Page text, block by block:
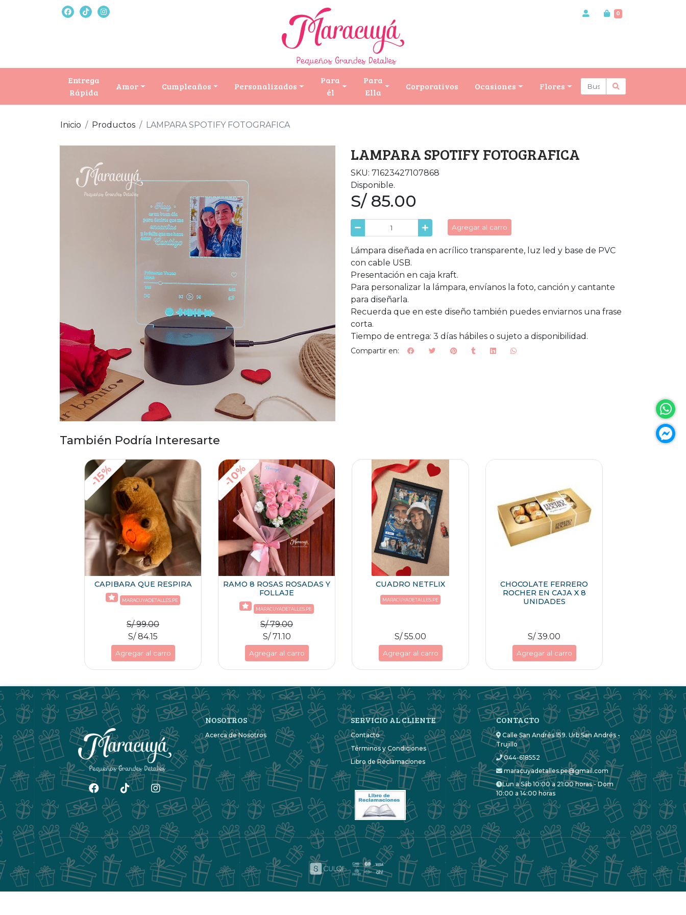
0
Entrega
Rápida
Amor Cumpleaños Personalizados
Para
él
Para
Ella
Corporativos Ocasiones Flores
Inicio Productos LAMPARA SPOTIFY FOTOGRAFICA
LAMPARA SPOTIFY FOTOGRAFICA
SKU: 71623427107868
Disponible.
S/ 85.00
Agregar al carro
Lámpara diseñada en acrílico transparente, luz led y base de PVC
con cable USB.
Presentación en caja kraft.
Para personalizar la lámpara, envíanos la foto, canción y cantante
para diseñarla.
Recuerda que en este diseño también puedes enviarnos una frase
corta.
Tiempo de entrega: 3 días hábiles o sujeto a disponibilidad.
Compartir en:
También Podría Interesarte
-15%
CAPIBARA QUE RESPIRA
MARACUYADETALLES.PE
S/ 99.00
S/ 84.15
Agregar al carro
-10%
RAMO 8 ROSAS ROSADAS Y
FOLLAJE
MARACUYADETALLES.PE
S/ 79.00
S/ 71.10
Agregar al carro
CUADRO NETFLIX
MARACUYADETALLES.PE
S/ 55.00
Agregar al carro
CHOCOLATE FERRERO
ROCHER EN CAJA X 8
UNIDADES
S/ 39.00
Agregar al carro
NOSOTROS
Acerca de Nosotros
SERVICIO AL CLIENTE
Contacto
Términos y Condiciones
Libro de Reclamaciones
CONTACTO
Calle San Andrés 159. Urb San Andrés -
Trujillo
044-618552
maracuyadetalles.pe@gmail.com
Lun a Sáb 10:00 a 21:00 horas - Dom
10:00 a 14:00 horas